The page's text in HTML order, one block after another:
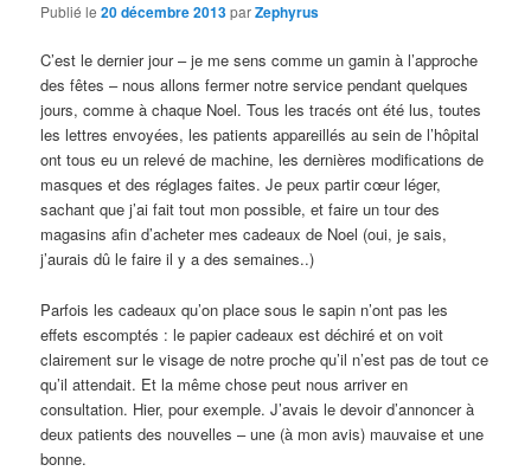
Publié le20 décembre 2013parZephyrus
C’est le dernier jour – je me sens comme un gamin à l’approche
des fêtes – nous allons fermer notre service pendant quelques
jours, comme à chaque Noel. Tous les tracés ont été lus, toutes
les lettres envoyées, les patients appareillés au sein de l’hôpital
ont tous eu un relevé de machine, les dernières modifications de
masques et des réglages faites. Je peux partir cœur léger,
sachant que j’ai fait tout mon possible, et faire un tour des
magasins afin d’acheter mes cadeaux de Noel (oui, je sais,
j’aurais dû le faire il y a des semaines..)
Parfois les cadeaux qu’on place sous le sapin n’ont pas les
effets escomptés : le papier cadeaux est déchiré et on voit
clairement sur le visage de notre proche qu’il n’est pas de tout ce
qu’il attendait. Et la même chose peut nous arriver en
consultation. Hier, pour exemple. J’avais le devoir d’annoncer à
deux patients des nouvelles – une (à mon avis) mauvaise et une
bonne.